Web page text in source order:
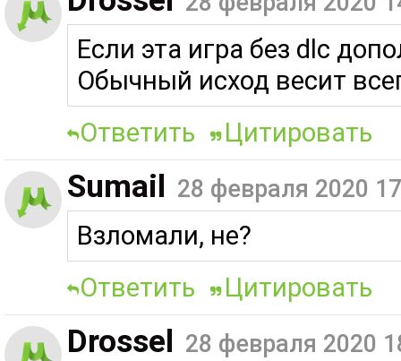
Если эта игра без dlc
Обычный исход весит
Ответить
Цитировать
Sumail 28 февраля 2020
Взломали, не?
Ответить
Цитировать
Drossel 28 февраля 2020